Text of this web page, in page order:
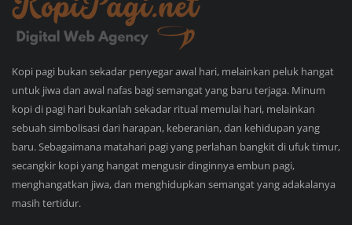
Kopi pagi bukan sekadar penyegar awal hari, melainkan peluk hangat
untuk jiwa dan awal nafas bagi semangat yang baru terjaga. Minum
kopi di pagi hari bukanlah sekadar ritual memulai hari, melainkan
sebuah simbolisasi dari harapan, keberanian, dan kehidupan yang
baru. Sebagaimana matahari pagi yang perlahan bangkit di ufuk timur,
secangkir kopi yang hangat mengusir dinginnya embun pagi,
menghangatkan jiwa, dan menghidupkan semangat yang adakalanya
masih tertidur.